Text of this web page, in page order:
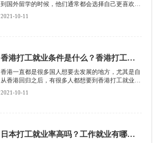
到国外留学的时候，他们通常都会选择自己更喜欢的
国家，这种情况的留学生，大多数在那个国家留学毕
2021-10-11
香港打工就业条件是什么？香港打工就业有哪些政策？
香港一直都是很多国人想要去发展的地方，尤其是自
从香港回归之后，有很多人都想要到香港打工就业，
2021-10-11
日本打工就业率高吗？工作就业有哪些特点？